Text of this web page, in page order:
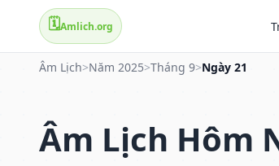
🗓️Amlich.org
Âm Lịch>Năm 2025>Tháng 9>Ngày 21
Âm Lịch Hôm